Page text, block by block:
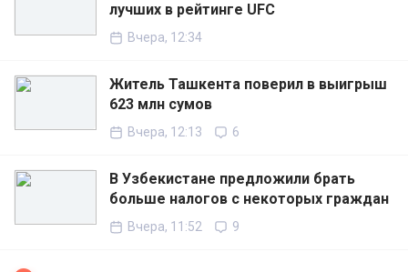
лучших в рейтинге UFC
Вчера, 12:34
Житель Ташкента поверил в выигрыш
623 млн сумов
Вчера, 12:13 6
В Узбекистане предложили брать
больше налогов с некоторых граждан
Вчера, 11:52 9